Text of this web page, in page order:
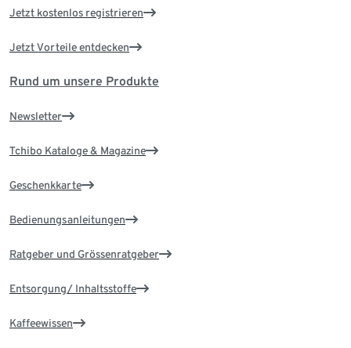
Jetzt kostenlos registrieren
Jetzt Vorteile entdecken
Rund um unsere Produkte
Newsletter
Tchibo Kataloge & Magazine
Geschenkkarte
Bedienungsanleitungen
Ratgeber und Grössenratgeber
Entsorgung/ Inhaltsstoffe
Kaffeewissen